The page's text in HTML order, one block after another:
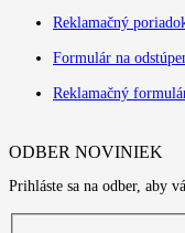
Reklamačný
Formulár na
Reklamačný
ODBER NOVINIEK
Prihláste sa na odber, aby